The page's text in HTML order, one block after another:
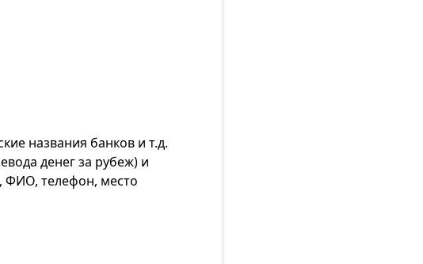
названия банков и т.д.
денег за рубеж) и
ФИО, телефон, место